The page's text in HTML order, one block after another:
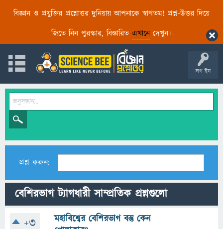
বিজ্ঞান ও প্রযুক্তির প্রশ্নোত্তর দুনিয়ায় আপনাকে স্বাগতম! প্রশ্ন-উত্তর দিয়ে
জিতে নিন পুরস্কার, বিস্তারিত এখানেদেখুন।
লগ ইন
প্রশ্ন করুন:
বেশিরভাগ ট্যাগধারী সাম্প্রতিক প্রশ্নগুলো
+3
মহাবিশ্বের বেশিরভাগ বস্তু কেন